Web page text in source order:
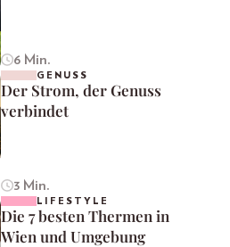
6 Min.
GENUSS
Der Strom, der Genuss
verbindet
3 Min.
LIFESTYLE
Die 7 besten Thermen in
Wien und Umgebung